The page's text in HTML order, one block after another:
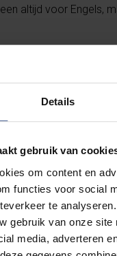
Details
gebruik van
om content en
functies voor social
te
gebruik van onze site
media, adverteren
altijd voor Engels,
de VUB pendelde
daarom zit ik nu
Mijn eerste indruk van
over
Bij de VUB
zeggen niet: “Als
maar!” Op de VUB is
Studenten worden hier